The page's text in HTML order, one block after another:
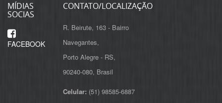
MÍDIAS
SOCIAS
FACEBOOK
CONTATO/LOCALIZAÇÃO
R. Beirute, 163 - Bairro
Navegantes,
Porto Alegre - RS,
Celular: (51) 98585-6887